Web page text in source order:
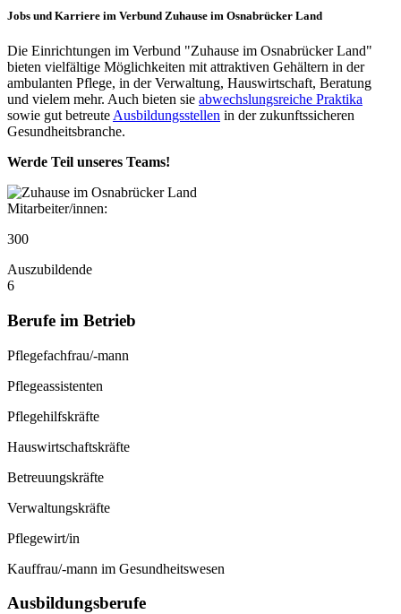
Jobs und Karriere im Verbund Zuhause im Osnabrücker Land
Die Einrichtungen im Verbund "Zuhause im Osnabrücker Land"
bieten vielfältige Möglichkeiten mit attraktiven Gehältern in der
ambulanten Pflege, in der Verwaltung, Hauswirtschaft, Beratung
und vielem mehr. Auch bieten sie abwechslungsreiche Praktika
sowie gut betreute Ausbildungsstellen in der zukunftssicheren
Gesundheitsbranche.
Werde Teil unseres Teams!
Mitarbeiter/innen:
300
Auszubildende
6
Berufe im Betrieb
Pflegefachfrau/-mann
Pflegeassistenten
Pflegehilfskräfte
Hauswirtschaftskräfte
Betreuungskräfte
Verwaltungskräfte
Pflegewirt/in
Kauffrau/-mann im Gesundheitswesen
Ausbildungsberufe